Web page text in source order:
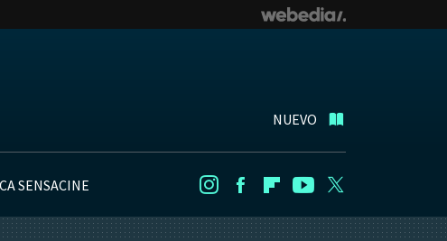
NUEVO
SENSACINE InstagramFacebookFlipboard
Youtube